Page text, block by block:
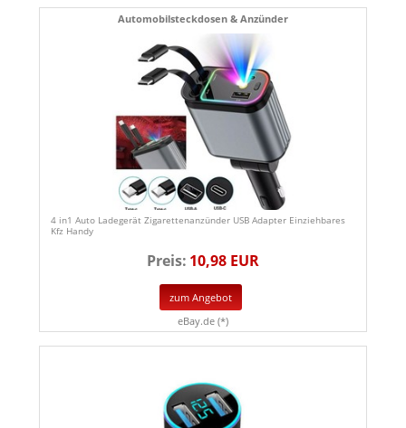
Automobilsteckdosen & Anzünder
4 in1 Auto Ladegerät Zigarettenanzünder USB Adapter Einziehbares
Kfz Handy
Preis: 10,98 EUR
zum Angebot
eBay.de (*)